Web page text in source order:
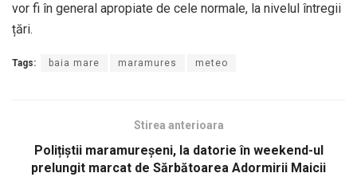
vor fi în general apropiate de cele normale, la nivelul întregii
țări.
Tags: baia mare maramures meteo
Stirea anterioara
Polițiștii maramureșeni, la datorie în weekend-ul
prelungit marcat de Sărbătoarea Adormirii Maicii